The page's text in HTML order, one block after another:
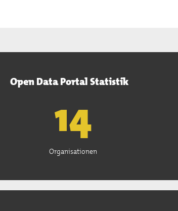
Open Data Portal Statistik
15
Organisationen